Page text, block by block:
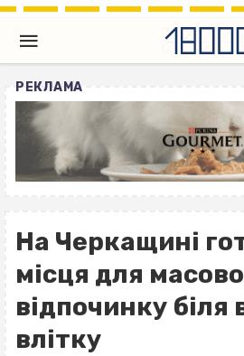
РЕКЛАМА
На Черкащині
місця для
відпочинку біля
влітку